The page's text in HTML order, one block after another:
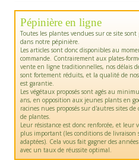
Pépinière en ligne
Toutes les plantes vendues sur ce site
dans notre pépinière.
Les articles sont donc disponibles au
commande. Contrairement aux plates-
vente en ligne traditionnelles, nos délais
sont fortement réduits, et la qualité de
est garantie.
Les végétaux proposés sont agés au
ans, en opposition aux jeunes plants en
racines nues proposés sur d'autres sites de
de plantes.
Leur résistance est donc renforcée, et leur
plus important (les conditions de livraison
adaptées). Cela vous fait gagner des
avec un taux de réussite optimal.